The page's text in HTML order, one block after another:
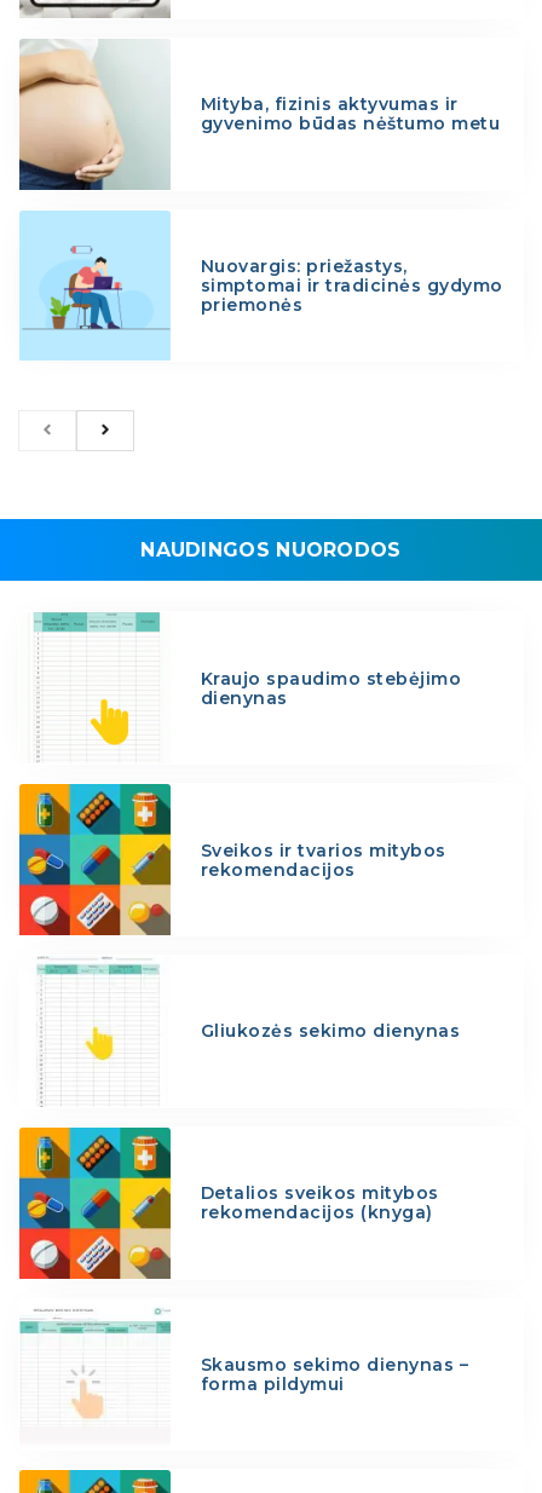
Mityba, fizinis aktyvumas ir
gyvenimo būdas nėštumo metu
Nuovargis: priežastys,
simptomai ir tradicinės gydymo
priemonės
NAUDINGOS NUORODOS
Kraujo spaudimo stebėjimo
dienynas
Sveikos ir tvarios mitybos
rekomendacijos
Gliukozės sekimo dienynas
Detalios sveikos mitybos
rekomendacijos (knyga)
Skausmo sekimo dienynas –
forma pildymui